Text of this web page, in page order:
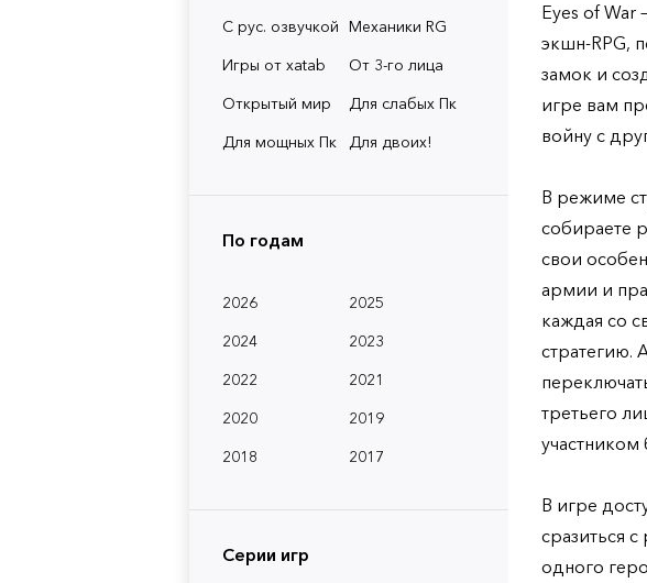
С рус. озвучкой Механики RG
Игры от xatab
От 3-го лица
Открытый мир
Для слабых Пк
Для мощных Пк
Для двоих!
По годам
2026
2025
2024
2023
2022
2021
2020
2019
2018
2017
Серии игр
Eyes of War
экшн-RPG,
замок и
игре вам
войну с
В режиме
собираете
свои
армии и
каждая со
стратегию.
третьего
В игре
сразиться
одного